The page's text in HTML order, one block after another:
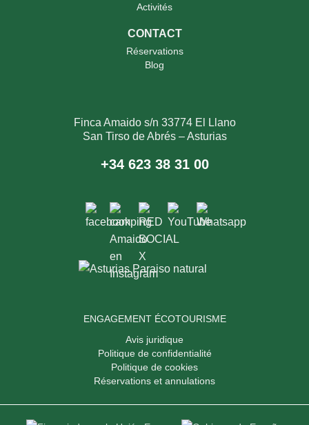
Activités
CONTACT
Réservations
Blog
Finca Amaido s/n 33774 El Llano
San Tirso de Abrés – Asturias
+34 623 38 31 00
ENGAGEMENT ÉCOTOURISME
Avis juridique
Politique de confidentialité
Politique de cookies
Réservations et annulations